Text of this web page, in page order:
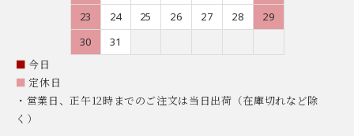
23
24 25 26 27 28
29
30
31
■ 今日
■ 定休日
・営業日、正午12時までのご注文は当日出荷（在庫切れなど除
く）